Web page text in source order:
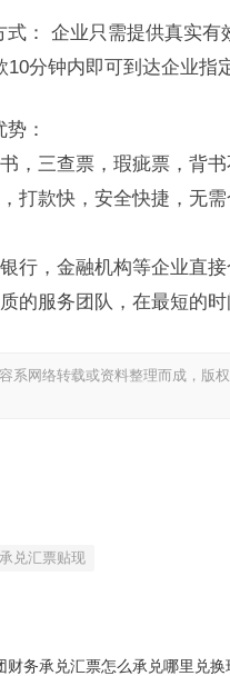
式： 企业只需提供真实
10分钟内即可到达企业指
：
，三查票，瑕疵票，背
打款快，安全快捷，无
行，金融机构等企业直
的服务团队，在最短的时
系网络转载或资料整理而成，版
兑汇票贴现
财务承兑汇票怎么承兑哪里兑换